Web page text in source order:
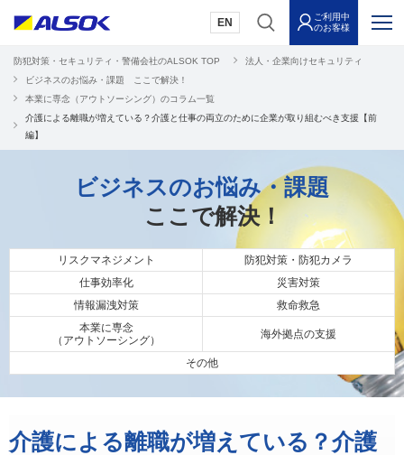
EN
ご利用中
のお客様
防犯対策・セキュリティ・警備会社のALSOK TOP
法人・企業向けセキュリティ
ビジネスのお悩み・課題 ここで解決！
本業に専念（アウトソーシング）のコラム一覧
介護による離職が増えている？介護と仕事の両立のために企業が取り組むべき支援【前
編】
ビジネスのお悩み・課題
ここで解決！
リスクマネジメント
防犯対策・防犯カメラ
仕事効率化
災害対策
情報漏洩対策
救命救急
本業に専念
（アウトソーシング）
海外拠点の支援
その他
介護による離職が増えている？介護